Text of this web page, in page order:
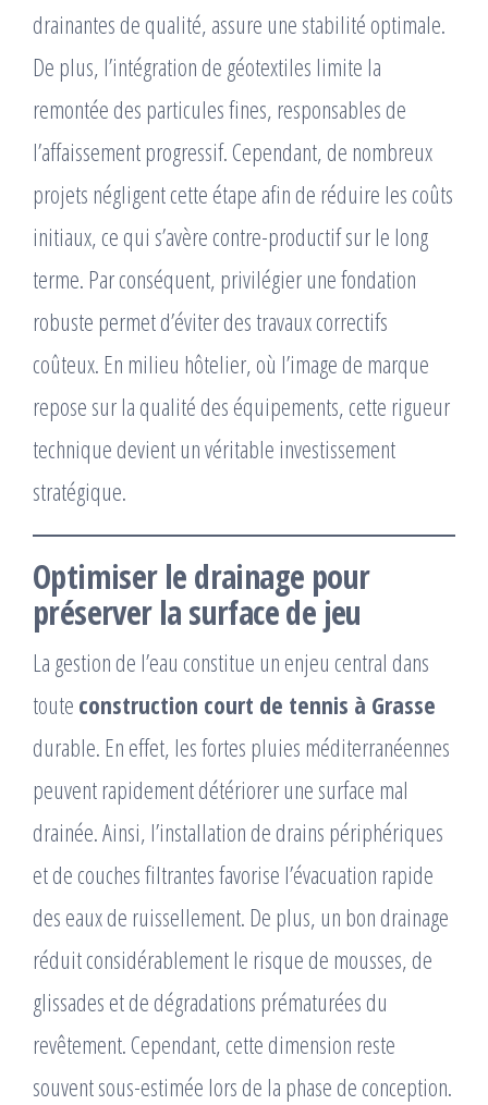
drainantes de qualité, assure une stabilité optimale.
De plus, l’intégration de géotextiles limite la
remontée des particules fines, responsables de
l’affaissement progressif. Cependant, de nombreux
projets négligent cette étape afin de réduire les coûts
initiaux, ce qui s’avère contre-productif sur le long
terme. Par conséquent, privilégier une fondation
robuste permet d’éviter des travaux correctifs
coûteux. En milieu hôtelier, où l’image de marque
repose sur la qualité des équipements, cette rigueur
technique devient un véritable investissement
stratégique.
Optimiser le drainage pour
préserver la surface de jeu
La gestion de l’eau constitue un enjeu central dans
toute construction court de tennis à Grasse
durable. En effet, les fortes pluies méditerranéennes
peuvent rapidement détériorer une surface mal
drainée. Ainsi, l’installation de drains périphériques
et de couches filtrantes favorise l’évacuation rapide
des eaux de ruissellement. De plus, un bon drainage
réduit considérablement le risque de mousses, de
glissades et de dégradations prématurées du
revêtement. Cependant, cette dimension reste
souvent sous-estimée lors de la phase de conception.